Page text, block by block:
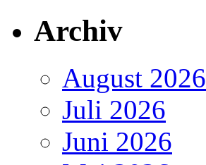
Archiv
August 2026
Juli 2026
Juni 2026